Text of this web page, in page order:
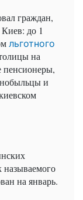
граждан,
до 1
льготного
на
пенсионеры,
и
называемого
на январь.